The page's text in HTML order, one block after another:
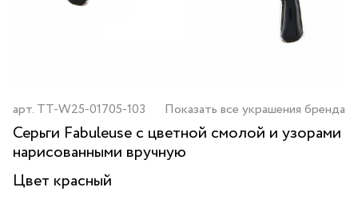
арт. TT-W25-01705-103 Показать все украшения бренда
Серьги Fabuleuse с цветной смолой и узорами
нарисованными вручную
Цвет красный